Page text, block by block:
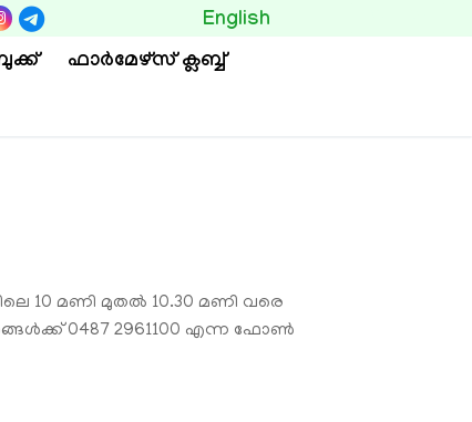
ഫാര്‍മേഴ്സ് ക്ലബ്ബ്
English
10 മണി മുതല്‍ 10.30 മണി വരെ
0487 2961100 എന്ന ഫോണ്‍